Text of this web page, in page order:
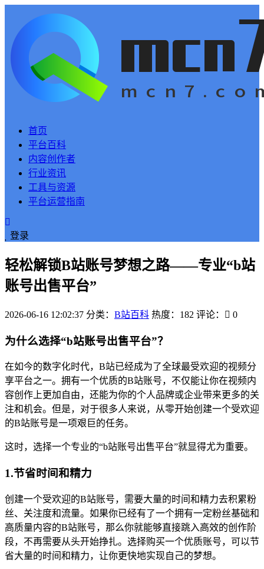
首页
平台百科
内容创作者
行业资讯
工具与资源
平台运营指南
登录
轻松解锁B站账号梦想之路——专业“b站
账号出售平台”
2026-06-16 12:02:37 分类： B站百科 热度：182 评论： 0
为什么选择“b站账号出售平台”？
在如今的数字化时代，B站已经成为了全球最受欢迎的视频分
享平台之一。拥有一个优质的B站账号，不仅能让你在视频内
容创作上更加自由，还能为你的个人品牌或企业带来更多的关
注和机会。但是，对于很多人来说，从零开始创建一个受欢迎
的B站账号是一项艰巨的任务。
这时，选择一个专业的“b站账号出售平台”就显得尤为重要。
1.节省时间和精力
创建一个受欢迎的B站账号，需要大量的时间和精力去积累粉
丝、关注度和流量。如果你已经有了一个拥有一定粉丝基础和
高质量内容的B站账号，那么你就能够直接跳入高效的创作阶
段，不再需要从头开始挣扎。选择购买一个优质账号，可以节
省大量的时间和精力，让你更快地实现自己的梦想。